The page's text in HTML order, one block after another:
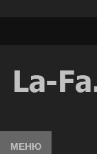
МЕНЮ